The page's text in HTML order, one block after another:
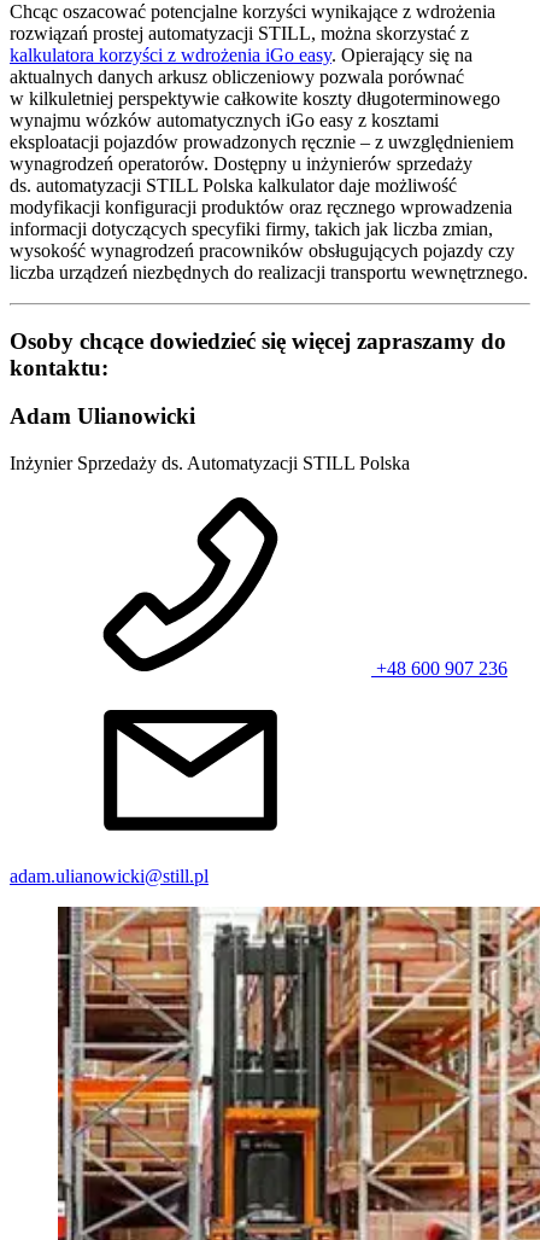
Chcąc oszacować potencjalne korzyści wynikające z wdrożenia
rozwiązań prostej automatyzacji STILL, można skorzystać z
kalkulatora korzyści z wdrożenia iGo easy. Opierający się na
aktualnych danych arkusz obliczeniowy pozwala porównać
w kilkuletniej perspektywie całkowite koszty długoterminowego
wynajmu wózków automatycznych iGo easy z kosztami
eksploatacji pojazdów prowadzonych ręcznie – z uwzględnieniem
wynagrodzeń operatorów. Dostępny u inżynierów sprzedaży
ds. automatyzacji STILL Polska kalkulator daje możliwość
modyfikacji konfiguracji produktów oraz ręcznego wprowadzenia
informacji dotyczących specyfiki firmy, takich jak liczba zmian,
wysokość wynagrodzeń pracowników obsługujących pojazdy czy
liczba urządzeń niezbędnych do realizacji transportu wewnętrznego.
Osoby chcące dowiedzieć się więcej zapraszamy do
kontaktu:
Adam Ulianowicki
Inżynier Sprzedaży ds. Automatyzacji STILL Polska
+48 600 907 236
adam.ulianowicki@still.pl